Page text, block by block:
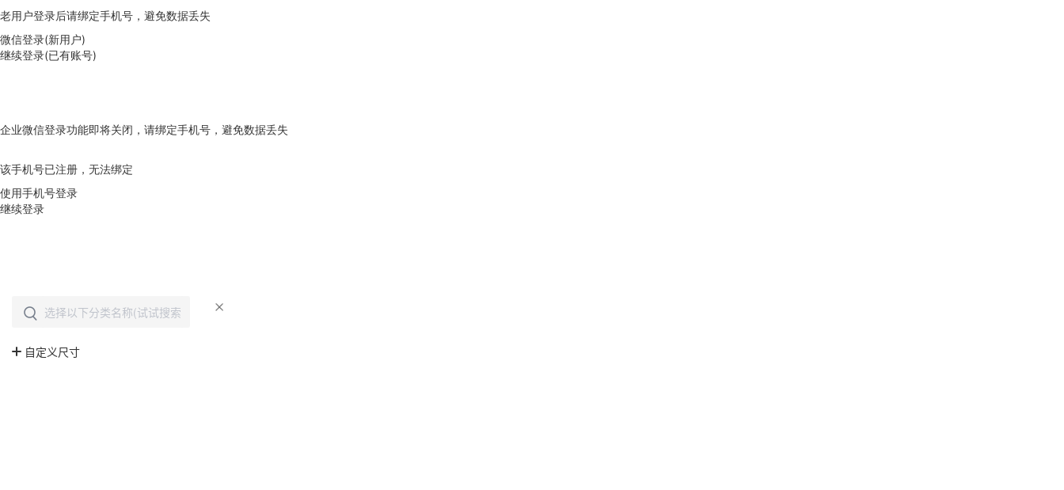
老用户登录后请绑定手机号，避免数据丢失
微信登录(新用户)
继续登录(已有账号)
企业微信登录功能即将关闭，请绑定手机号，避免数据丢失
该手机号已注册，无法绑定
使用手机号登录
继续登录